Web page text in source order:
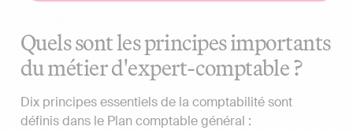
Quels sont les principes importants
du métier d'expert-comptable ?
Dix principes essentiels de la comptabilité sont
définis dans le Plan comptable général :